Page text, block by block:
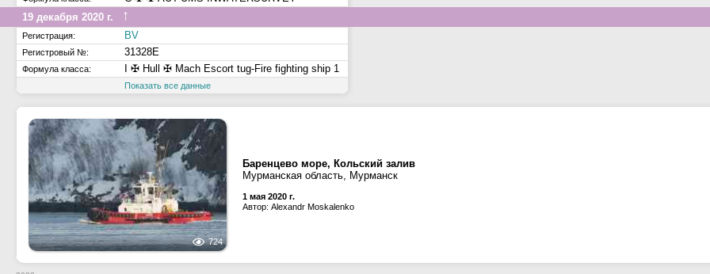
19 декабря 2020 г. ↑
Регистрация: BV
Регистровый №: 31328E
Формула класса: I ✠ Hull ✠ Mach Escort tug-Fire fighting ship 1
Показать все данные
724
Баренцево море, Кольский залив
Мурманская область, Мурманск
1 мая 2020 г.
Автор: Alexandr Moskalenko